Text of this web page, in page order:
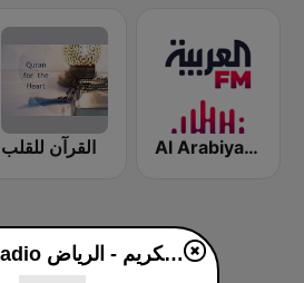
القرآن للقلب Al Arabiya (العربية FM)
Quran Radio اذاعة القرآن الكريم - الرياض live